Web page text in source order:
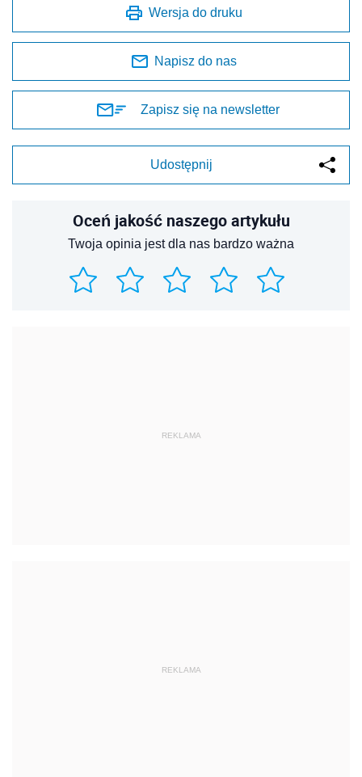
Wersja do druku
Napisz do nas
Zapisz się na newsletter
Udostępnij
Oceń jakość naszego artykułu
Twoja opinia jest dla nas bardzo ważna
REKLAMA
REKLAMA